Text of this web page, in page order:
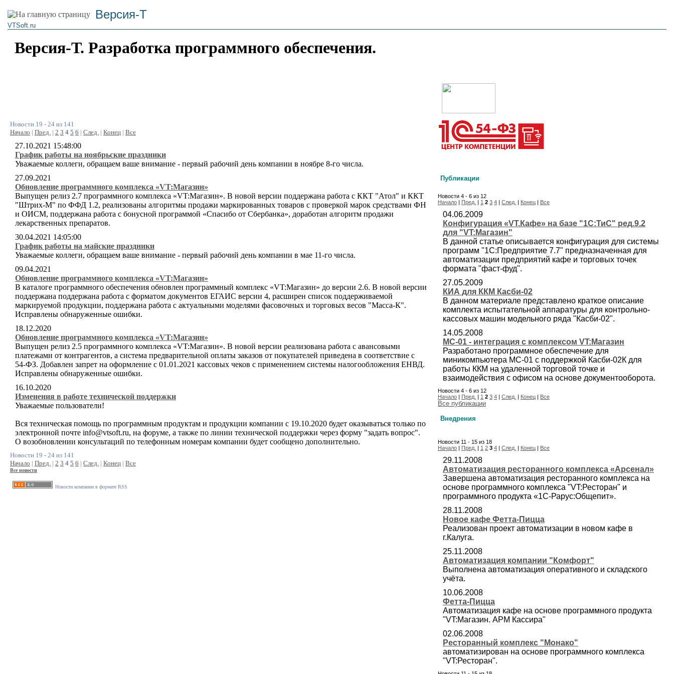
Версия-Т
VTSoft.ru
Версия-Т. Разработка программного обеспечения.
Новости 19 - 24 из 141
Начало | Пред. | 2 3 4 5 6 | След. | Конец | Все
27.10.2021 15:48:00
График работы на ноябрьские праздники
Уважаемые коллеги, обращаем ваше внимание - первый рабочий день компании в ноябре 8-го числа.
27.09.2021
Обновление программного комплекса «VT:Магазин»
Выпущен релиз 2.7 программного комплекса «VT:Магазин». В новой версии поддержана работа с ККТ "Атол" и ККТ
"Штрих-М" по ФФД 1.2, реализованы алгоритмы продажи маркированных товаров с проверкой марок средствами ФН
и ОИСМ, поддержана работа с бонусной программой «Спасибо от Сбербанка», доработан алгоритм продажи
лекарственных препаратов.
30.04.2021 14:05:00
График работы на майские праздники
Уважаемые коллеги, обращаем ваше внимание - первый рабочий день компании в мае 11-го числа.
09.04.2021
Обновление программного комплекса «VT:Магазин»
В каталоге программного обеспечения обновлен программный комплекс «VT:Магазин» до версии 2.6. В новой версии
поддержана поддержана работа с форматом документов ЕГАИС версии 4, расширен список поддерживаемой
маркируемой продукции, поддержана работа с актуальными моделями фасовочных и торговых весов "Масса-К".
Исправлены обнаруженные ошибки.
18.12.2020
Обновление программного комплекса «VT:Магазин»
Выпущен релиз 2.5 программного комплекса «VT:Магазин». В новой версии реализована работа с авансовыми
платежами от контрагентов, а система предварительной оплаты заказов от покупателей приведена в соответствие с
54-ФЗ. Добавлен запрет на оформление с 01.01.2021 кассовых чеков с применением системы налогообложения ЕНВД.
Исправлены обнаруженные ошибки.
16.10.2020
Изменения в работе технической поддержки
Уважаемые пользователи!
Вся техническая помощь по программным продуктам и продукции компании с 19.10.2020 будет оказываться только по
электронной почте info@vtsoft.ru, на форуме, а также по линии технической поддержки через форму "задать вопрос".
О возобновлении консультаций по телефонным номерам компании будет сообщено дополнительно.
Новости 19 - 24 из 141
Начало | Пред. | 2 3 4 5 6 | След. | Конец | Все
Все новости
Новости компании в формате RSS
Публикации
Новости 4 - 6 из 12
Начало | Пред. | 1 2 3 4 | След. | Конец | Все
04.06.2009
Конфигурация «VT.Кафе» на базе "1С:ТиС" ред.9.2
для "VT:Магазин"
В данной статье описывается конфигурация для системы
программ "1С:Предприятие 7.7" предназначенная для
автоматизации предприятий кафе и торговых точек
формата "фаст-фуд".
27.05.2009
КИА для ККМ Касби-02
В данном материале представлено краткое описание
комплекта испытательной аппаратуры для контрольно-
кассовых машин модельного ряда "Касби-02".
14.05.2008
MC-01 - интеграция с комплексом VT:Магазин
Разработано программное обеспечение для
миникомпьютера МС-01 с поддержкой Касби-02К для
работы ККМ на удаленной торговой точке и
взаимодействия с офисом на основе документооборота.
Новости 4 - 6 из 12
Начало | Пред. | 1 2 3 4 | След. | Конец | Все
Все публикации
Внедрения
Новости 11 - 15 из 18
Начало | Пред. | 1 2 3 4 | След. | Конец | Все
29.11.2008
Автоматизация ресторанного комплекса «Арсенал»
Завершена автоматизация ресторанного комплекса на
основе программного комплекса "VT:Ресторан" и
программного продукта «1С-Рарус:Общепит».
28.11.2008
Новое кафе Фетта-Пицца
Реализован проект автоматизации в новом кафе в
г.Калуга.
25.11.2008
Автоматизация компании "Комфорт"
Выполнена автоматизация оперативного и складского
учёта.
10.06.2008
Фетта-Пицца
Автоматизация кафе на основе программного продукта
"VT:Магазин. АРМ Кассира"
02.06.2008
Ресторанный комплекс "Монако"
автоматизирован на основе программного комплекса
"VT:Ресторан".